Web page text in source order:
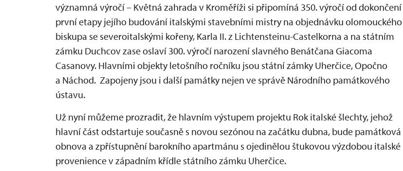
významná výročí – Květná zahrada v Kroměříži si připomíná 350. výročí od dokončení
první etapy jejího budování italskými stavebními mistry na objednávku olomouckého
biskupa se severoitalskými kořeny, Karla II. z Lichtensteinu-Castelkorna a na státním
zámku Duchcov zase oslaví 300. výročí narození slavného Benátčana Giacoma
Casanovy. Hlavními objekty letošního ročníku jsou státní zámky Uherčice, Opočno
a Náchod. Zapojeny jsou i další památky nejen ve správě Národního památkového
ústavu.
Už nyní můžeme prozradit, že hlavním výstupem projektu Rok italské šlechty, jehož
hlavní část odstartuje současně s novou sezónou na začátku dubna, bude památková
obnova a zpřístupnění barokního apartmánu s ojedinělou štukovou výzdobou italské
provenience v západním křídle státního zámku Uherčice.